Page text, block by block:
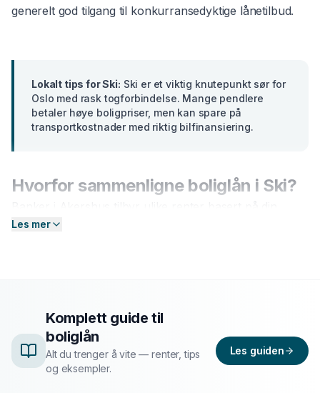
generelt god tilgang til konkurransedyktige lånetilbud.
Lokalt tips forSki: Ski er et viktig knutepunkt sør for
Oslo med rask togforbindelse. Mange pendlere
betaler høye boligpriser, men kan spare på
transportkostnader med riktig bilfinansiering.
Hvorfor sammenligne boliglån i Ski?
profil. En forskjell på bare 2 prosentpoeng på et lån på
deg best.
Slik fungerer prosessen
Les mer
Komplett guide til
boliglån
Alt du trenger å vite — renter, tips
og eksempler.
Les guiden